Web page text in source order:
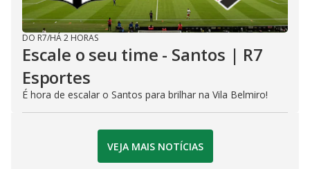
DO R7/HÁ 2 HORAS
Escale o seu time - Santos | R7
Esportes
É hora de escalar o Santos para brilhar na Vila Belmiro!
VEJA MAIS NOTÍCIAS